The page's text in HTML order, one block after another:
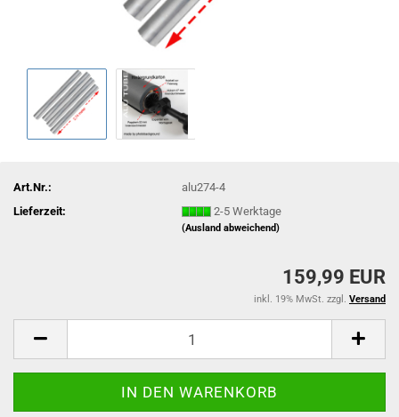
Art.Nr.:
alu274-4
Lieferzeit:
2-5 Werktage
(Ausland abweichend)
159,99 EUR
inkl. 19% MwSt. zzgl. Versand